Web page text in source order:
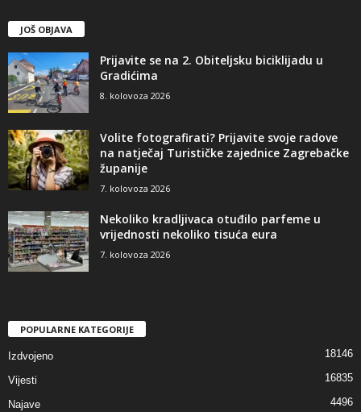
JOŠ OBJAVA
Prijavite se na 2. Obiteljsku biciklijadu u
Gradićima
8. kolovoza 2026
Volite fotografirati? Prijavite svoje radove
na natječaj Turističke zajednice Zagrebačke
županije
7. kolovoza 2026
Nekoliko kradljivaca otuđilo parfeme u
vrijednosti nekoliko tisuća eura
7. kolovoza 2026
POPULARNE KATEGORIJE
Izdvojeno 18146
Vijesti 16835
Najave 4496